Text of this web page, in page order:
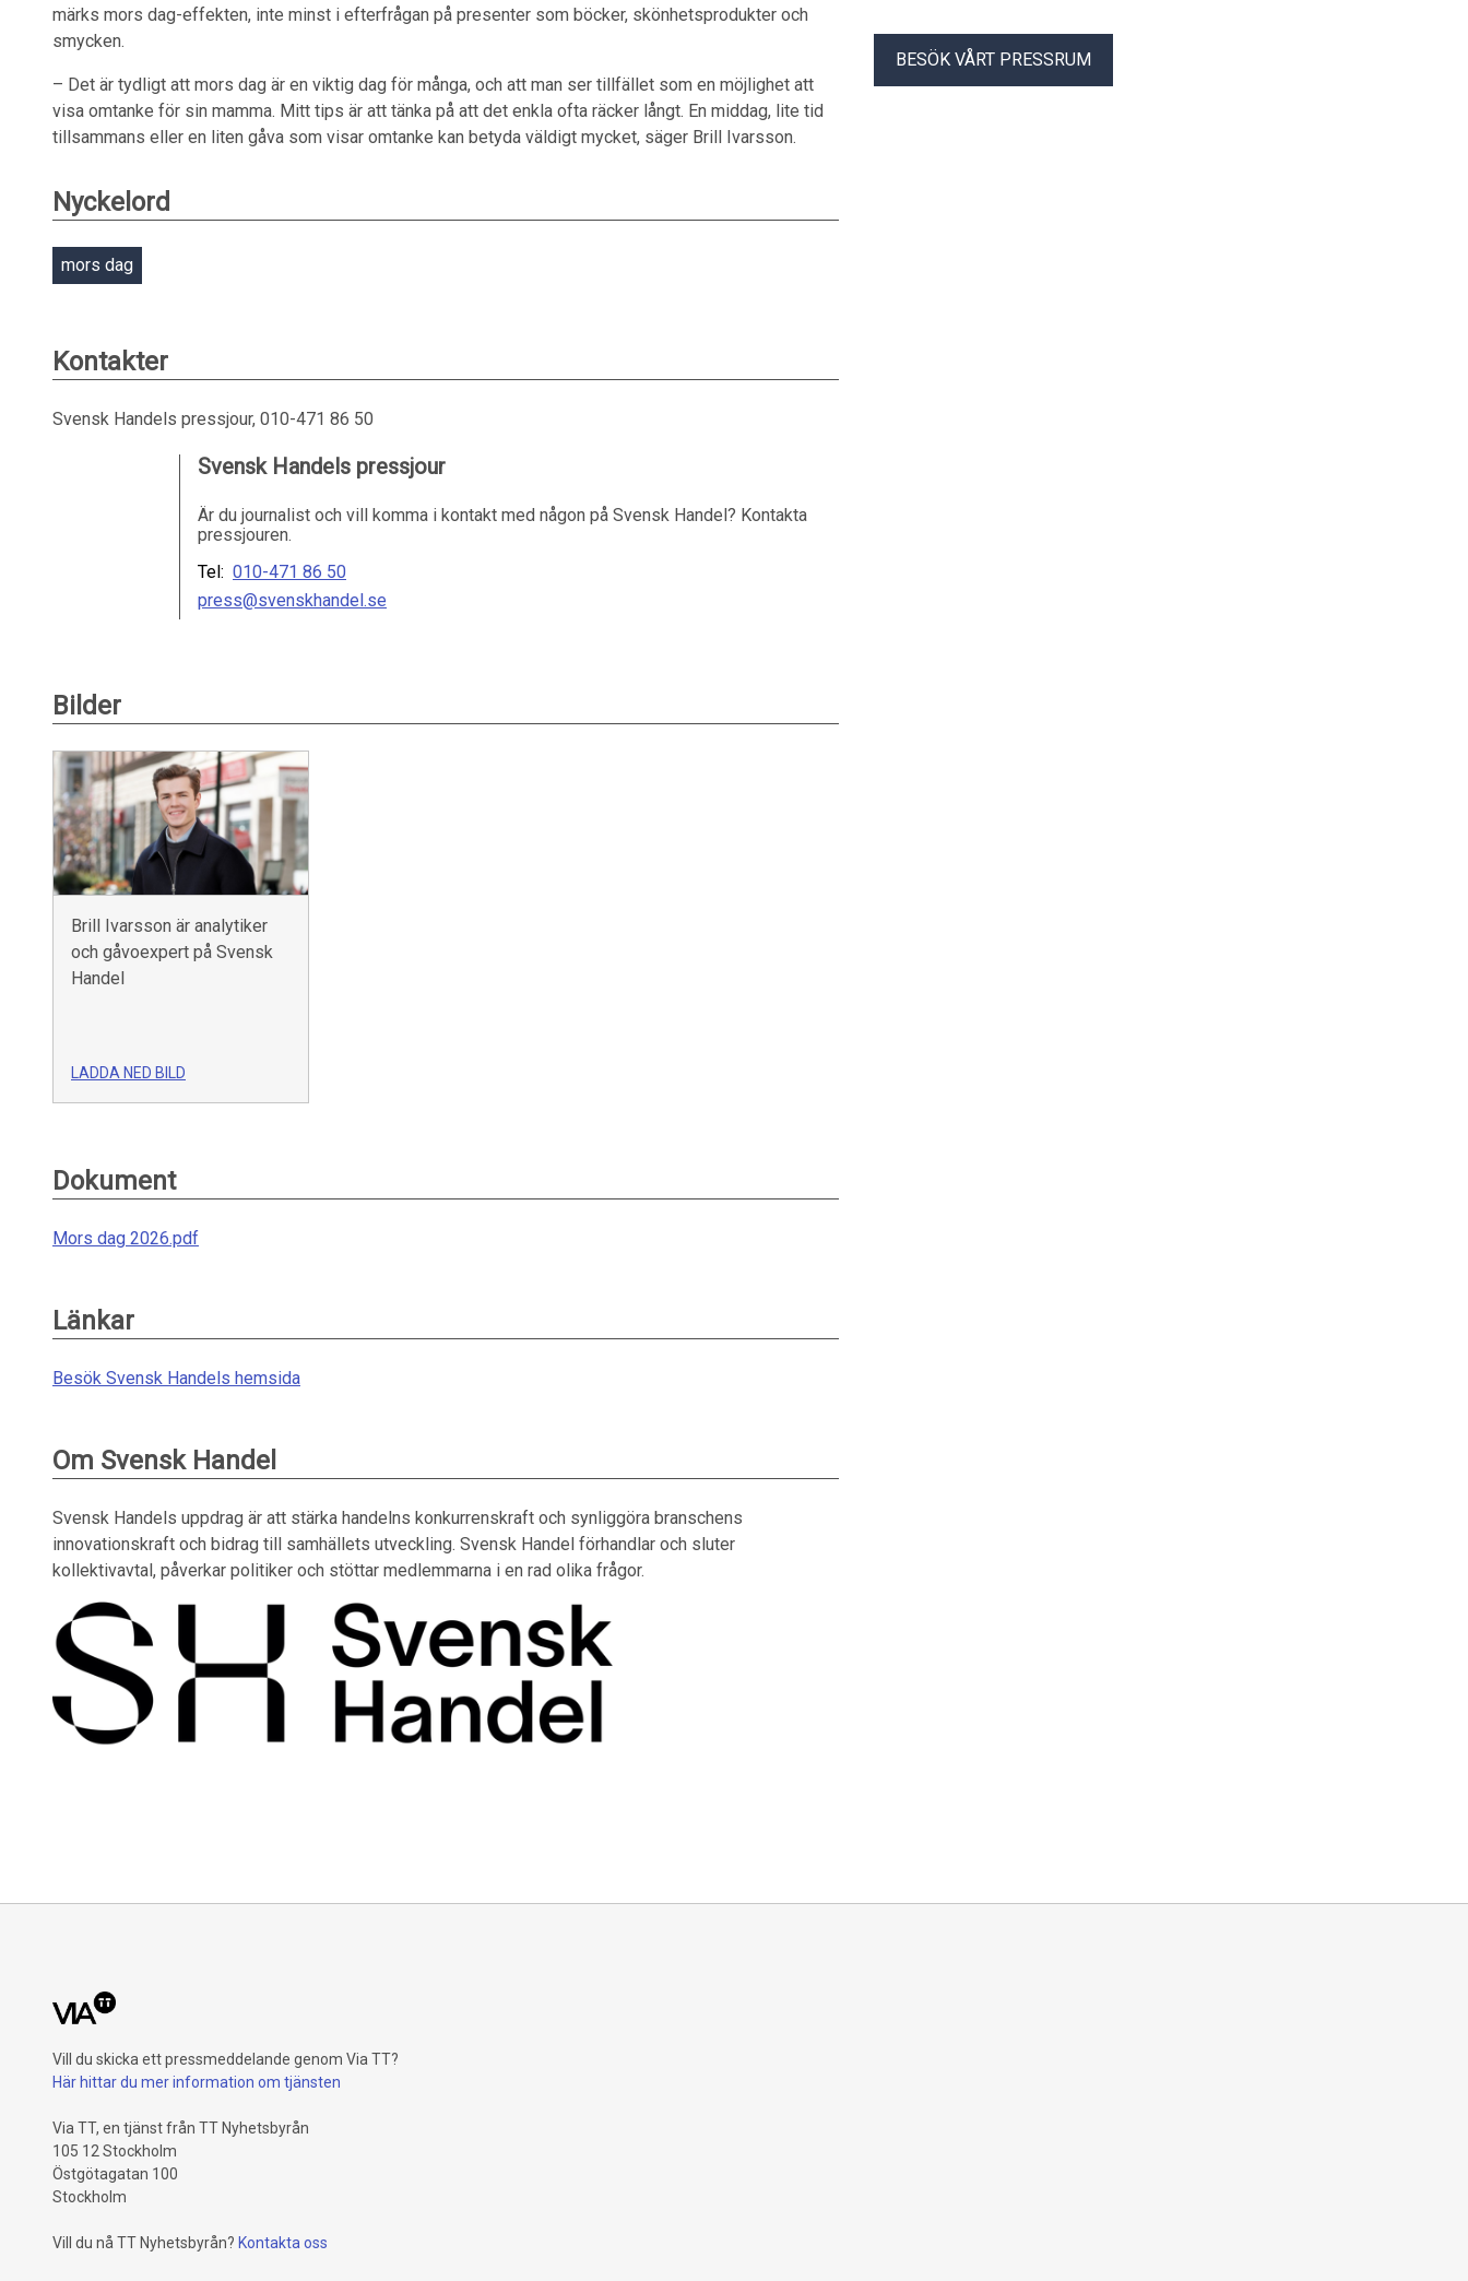
märks mors dag-effekten, inte minst i efterfrågan på presenter som böcker, skönhetsprodukter och
smycken.
– Det är tydligt att mors dag är en viktig dag för många, och att man ser tillfället som en möjlighet att
visa omtanke för sin mamma. Mitt tips är att tänka på att det enkla ofta räcker långt. En middag, lite tid
tillsammans eller en liten gåva som visar omtanke kan betyda väldigt mycket, säger Brill Ivarsson.
Nyckelord
mors dag
Kontakter
Svensk Handels pressjour, 010-471 86 50
Svensk Handels pressjour
Är du journalist och vill komma i kontakt med någon på Svensk Handel? Kontakta
pressjouren.
Tel: 010-471 86 50
press@svenskhandel.se
Bilder
Brill Ivarsson är analytiker
och gåvoexpert på Svensk
Handel
LADDA NED BILD
Dokument
Mors dag 2026.pdf
Länkar
Besök Svensk Handels hemsida
Om Svensk Handel
Svensk Handels uppdrag är att stärka handelns konkurrenskraft och synliggöra branschens
innovationskraft och bidrag till samhällets utveckling. Svensk Handel förhandlar och sluter
kollektivavtal, påverkar politiker och stöttar medlemmarna i en rad olika frågor.
BESÖK VÅRT PRESSRUM
Vill du skicka ett pressmeddelande genom Via TT?
Här hittar du mer information om tjänsten
Via TT, en tjänst från TT Nyhetsbyrån
105 12 Stockholm
Östgötagatan 100
Stockholm
Vill du nå TT Nyhetsbyrån? Kontakta oss